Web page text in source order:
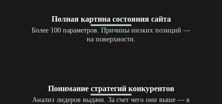
Полная картина состояния сайта
Более 100 параметров. Причины низких позиций —
на поверхности.
Понимание стратегий конкурентов
Анализ лидеров выдачи. За счет чего они выше — в